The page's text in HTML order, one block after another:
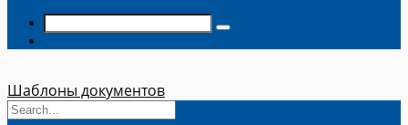
Шаблоны документов